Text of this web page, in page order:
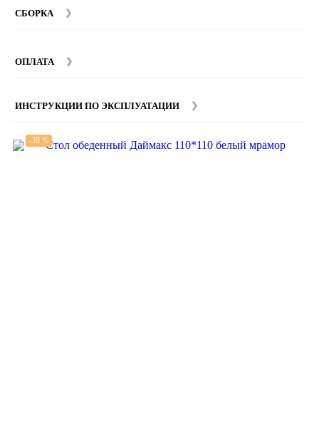
составляет 12 месяцев с момента покупки при
СБОРКА
Стоимость сборки зависит от количества и моделей
ОПЛАТА
ИНСТРУКЦИИ ПО ЭКСПЛУАТАЦИИ
-38 %